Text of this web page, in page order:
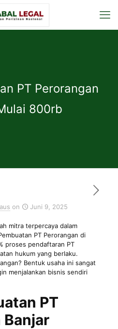
PT Perorangan
800rb
on Juni 9, 2025
mitra terpercaya dalam
PT Perorangan di
proses pendaftaran PT
hukum yang berlaku.
Bentuk usaha ini sangat
menjalankan bisnis sendiri
PT
Banjar